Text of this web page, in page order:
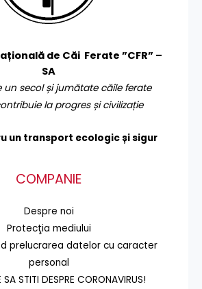
de Căi Ferate ”CFR” –
SA
un secol și jumătate căile ferate
la progres și civilizație
un transport ecologic și sigur
COMPANIE
Despre noi
Protecţia mediului
prelucrarea datelor cu caracter
personal
SA STITI DESPRE CORONAVIRUS!